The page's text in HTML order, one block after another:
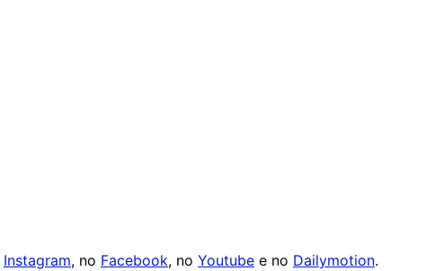
Instagram, no Facebook, no Youtube e no Dailymotion.